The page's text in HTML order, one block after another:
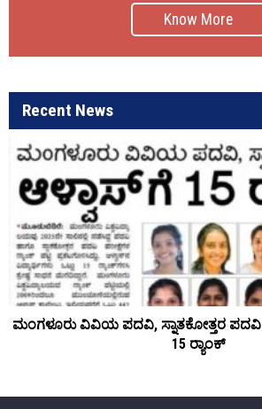
Know More
Recent News
ಮಂಗಳೂರು ವಿವಿಯ ಪದವಿ, ಸ್ನಾತಕೋತ್ತರ ಪದವಿ
15 ರ್‍ಯಾಂಕ್‌